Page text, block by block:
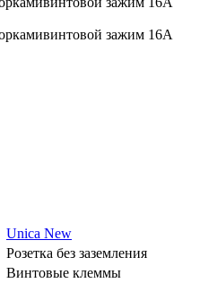
Unica New
Розетка без заземления
Винтовые клеммы